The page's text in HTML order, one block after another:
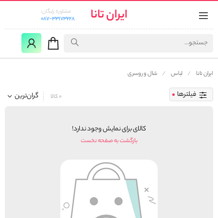
ایران تانا
مشاوره رایگان:
087-33173228
ایران تانا لباس شال و روسری
فیلترها گران‌ترین 0 کالا
کالای برای نمایش وجود ندارد!
بازگشت به صفحه نخست